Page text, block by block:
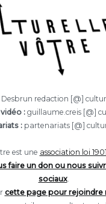
redaction [@]
: guillaume.creis [@]
: partenariats [@]
est une association loi 1901
faire un don ou nous
sociaux.
cette page pour rejoindre